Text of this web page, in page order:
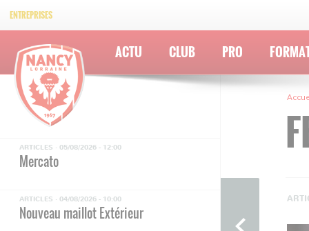
ENTREPRISES
ACTU CLUB PRO
ARTICLES · 05/08/2026 - 12:00
Mercato
ARTICLES · 04/08/2026 - 10:00
Nouveau maillot Extérieur